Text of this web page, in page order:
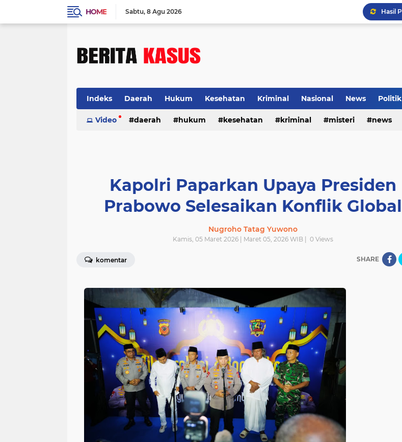
HOME Sabtu 8 Agu 2026
Indeks Daerah Hukum Kesehatan Kriminal Nasional News Politik
Video daerah hukum kesehatan kriminal misteri news
Kapolri Paparkan Upaya Presiden
Prabowo Selesaikan Konflik Global
Nugroho Tatag Yuwono
Kamis, 05 Maret 2026 | Maret 05, 2026 WIB | 0Views
komentar SHARE